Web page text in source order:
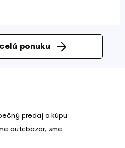
ponuku
predaj a kúpu
autobazár, sme